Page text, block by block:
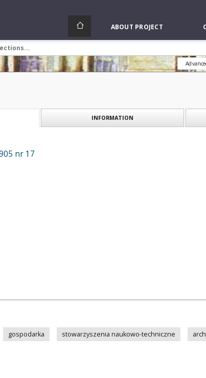
ABOUT PROJECT
INFORMATION
nr 17
gospodarka stowarzyszenia naukowo-techniczne